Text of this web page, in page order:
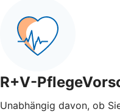
R+V-
Unabhängig davon, ob